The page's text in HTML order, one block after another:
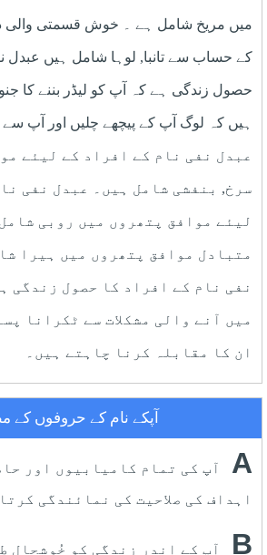
میں مریخ شامل ہے ۔ خوش قسمتی والی
کے حساب سے تانبا, لوہا شامل ہیں عبدل
حصول زندگی ہے کہ آپ کو لیڈر بننے کا
ہیں کہ لوگ آپ کے پیچھے چلیں اور آپ سے
عبدل نفی نام کے افراد کے لیئے
سرخ, بنفشی شامل ہیں۔ عبدل نفی
لیئے موافق پتھروں میں روبی شامل
متبادل موافق پتھروں میں ہیرا
نفی نام کے افراد کا حصول زندگی
میں آنے والی مشکلات سے ٹکرانا
ان کا مقابلہ کرنا چاہتے ہیں۔
آپکے نام کے حروفوں کے
A
آپ کی تمام کامیابیوں اور
اہداف کی صلاحیت کی نمائندگی
B آپ کے اندر زندگی کو خُوشحال